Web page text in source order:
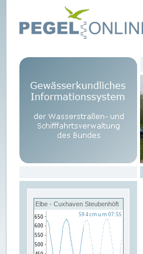
Elbe - Cuxhaven Steubenhöft